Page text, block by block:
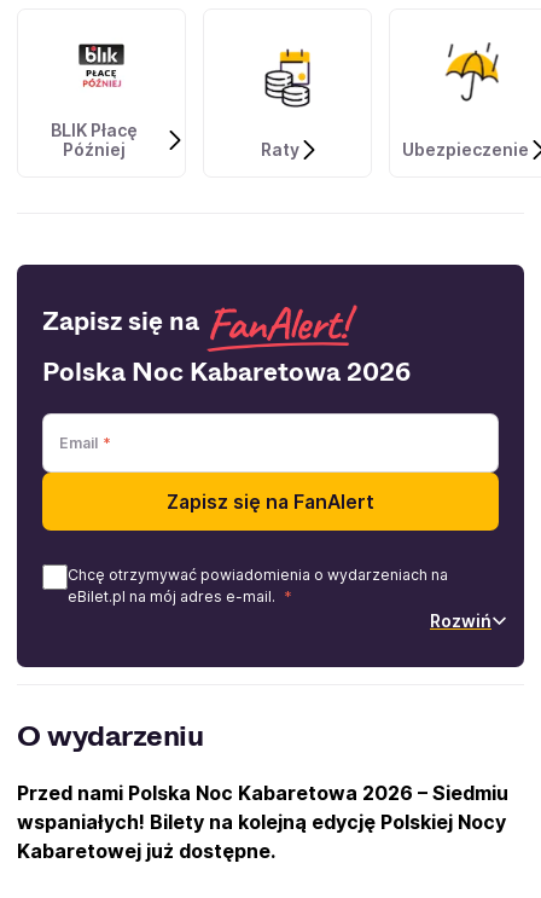
BLIK Płacę
Później
Raty Ubezpieczenie
Zapisz się na
Polska Noc Kabaretowa 2026
Email
Zapisz się na FanAlert
Chcę otrzymywać powiadomienia o wydarzeniach na
eBilet.pl na mój adres e-mail.
Rozwiń
O wydarzeniu
Przed nami Polska Noc Kabaretowa 2026 – Siedmiu
wspaniałych! Bilety na kolejną edycję Polskiej Nocy
Kabaretowej już dostępne.